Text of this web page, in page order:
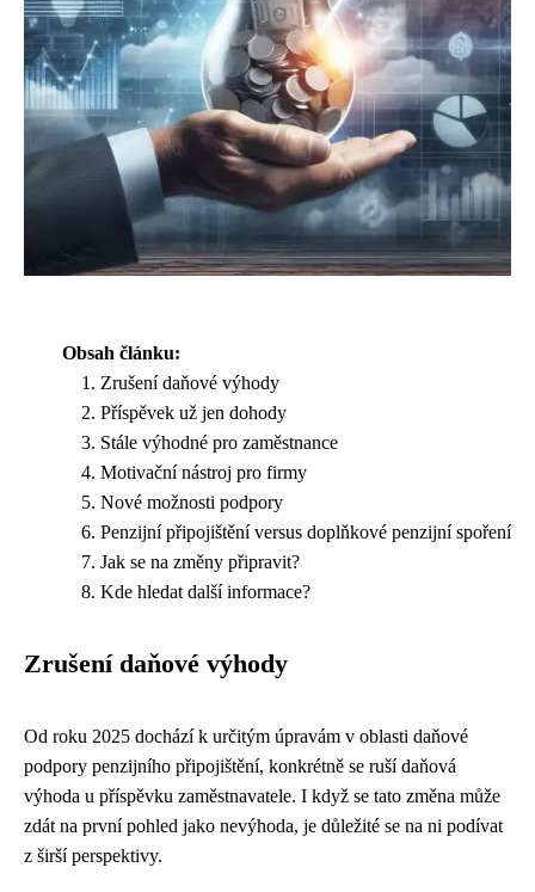
Obsah článku:
Zrušení daňové výhody
Příspěvek už jen dohody
Stále výhodné pro zaměstnance
Motivační nástroj pro firmy
Nové možnosti podpory
Penzijní připojištění versus doplňkové penzijní spoření
Jak se na změny připravit?
Kde hledat další informace?
Zrušení daňové výhody
Od roku 2025 dochází k určitým úpravám v oblasti daňové
podpory penzijního připojištění, konkrétně se ruší daňová
výhoda u příspěvku zaměstnavatele. I když se tato změna může
zdát na první pohled jako nevýhoda, je důležité se na ni podívat
z širší perspektivy.